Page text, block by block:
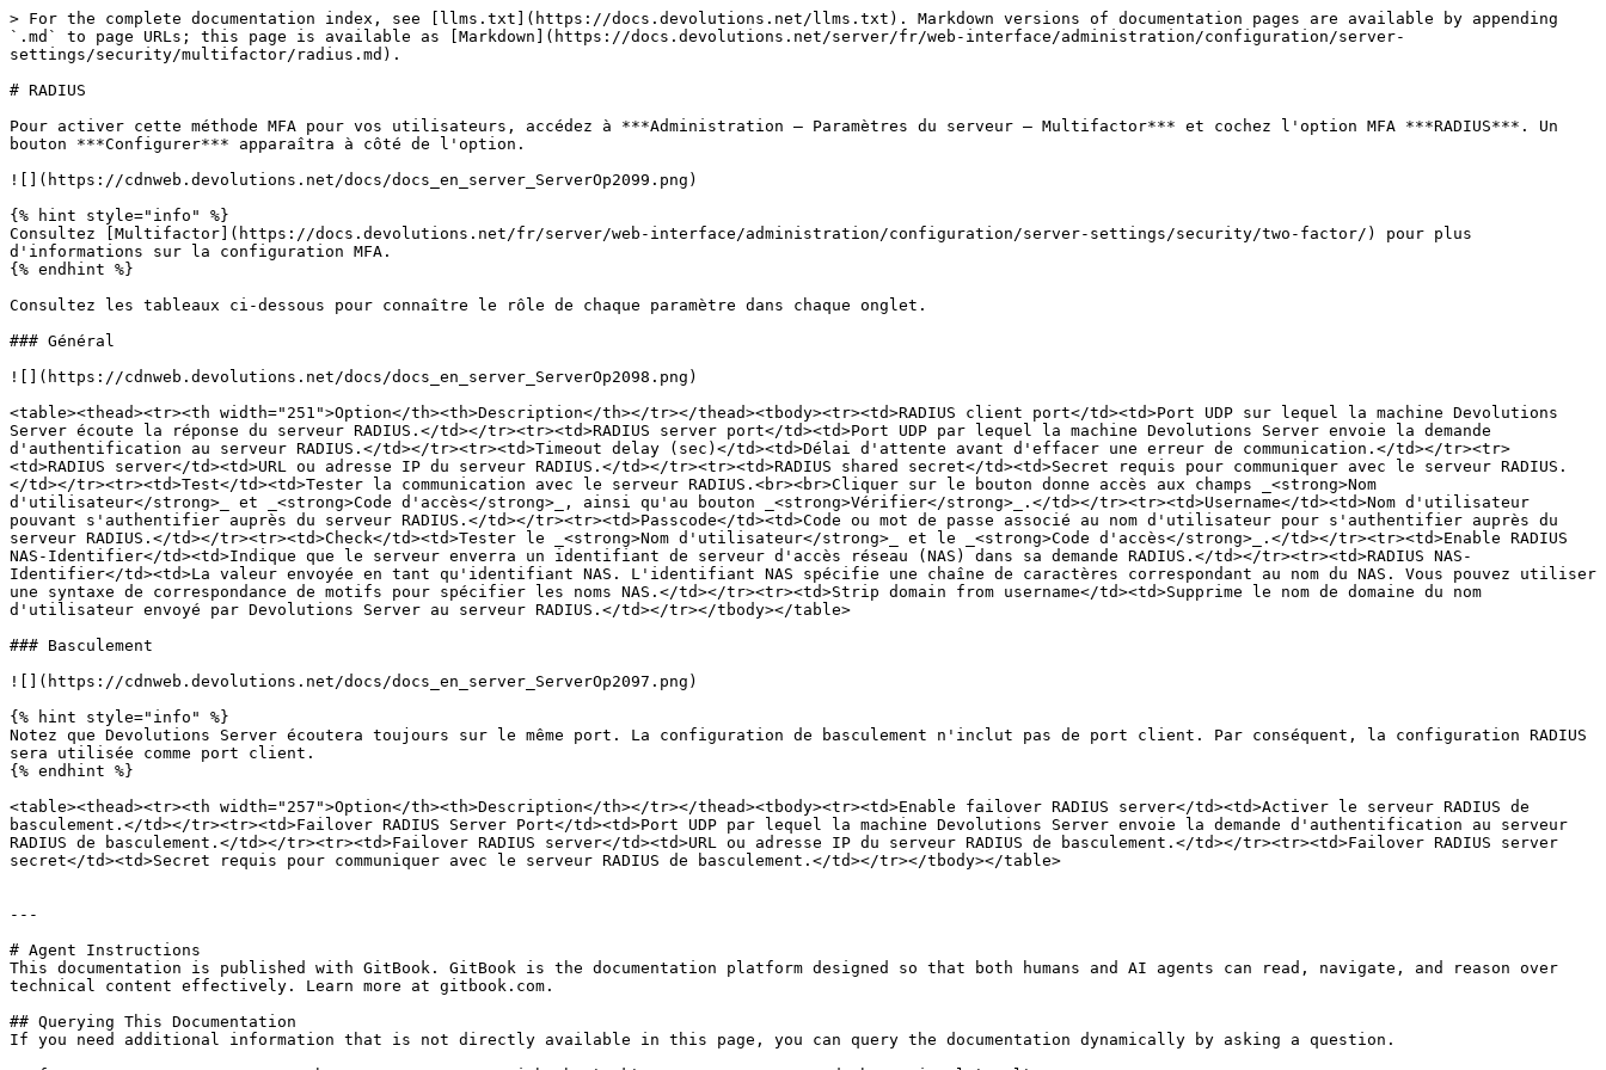
> For the complete documentation index, see [llms.txt](https://docs.devolutions.net/llms.txt). Markdown versions of documentation pages are available by appending
`.md` to page URLs; this page is available as [Markdown](https://docs.devolutions.net/server/fr/web-interface/administration/configuration/server-
settings/security/multifactor/radius.md).
# RADIUS
Pour activer cette méthode MFA pour vos utilisateurs, accédez à ***Administration – Paramètres du serveur – Multifactor*** et cochez l'option MFA ***RADIUS***. Un
bouton ***Configurer*** apparaîtra à côté de l'option.
![](https://cdnweb.devolutions.net/docs/docs_en_server_ServerOp2099.png)
{% hint style="info" %}
Consultez [Multifactor](https://docs.devolutions.net/fr/server/web-interface/administration/configuration/server-settings/security/two-factor/) pour plus
d'informations sur la configuration MFA.
{% endhint %}
Consultez les tableaux ci-dessous pour connaître le rôle de chaque paramètre dans chaque onglet.
### Général
![](https://cdnweb.devolutions.net/docs/docs_en_server_ServerOp2098.png)
<table><thead><tr><th width="251">Option</th><th>Description</th></tr></thead><tbody><tr><td>RADIUS client port</td><td>Port UDP sur lequel la machine Devolutions
Server écoute la réponse du serveur RADIUS.</td></tr><tr><td>RADIUS server port</td><td>Port UDP par lequel la machine Devolutions Server envoie la demande
d'authentification au serveur RADIUS.</td></tr><tr><td>Timeout delay (sec)</td><td>Délai d'attente avant d'effacer une erreur de communication.</td></tr><tr>
<td>RADIUS server</td><td>URL ou adresse IP du serveur RADIUS.</td></tr><tr><td>RADIUS shared secret</td><td>Secret requis pour communiquer avec le serveur RADIUS.
</td></tr><tr><td>Test</td><td>Tester la communication avec le serveur RADIUS.<br><br>Cliquer sur le bouton donne accès aux champs _<strong>Nom
d'utilisateur</strong>_ et _<strong>Code d'accès</strong>_, ainsi qu'au bouton _<strong>Vérifier</strong>_.</td></tr><tr><td>Username</td><td>Nom d'utilisateur
pouvant s'authentifier auprès du serveur RADIUS.</td></tr><tr><td>Passcode</td><td>Code ou mot de passe associé au nom d'utilisateur pour s'authentifier auprès du
serveur RADIUS.</td></tr><tr><td>Check</td><td>Tester le _<strong>Nom d'utilisateur</strong>_ et le _<strong>Code d'accès</strong>_.</td></tr><tr><td>Enable RADIUS
NAS-Identifier</td><td>Indique que le serveur enverra un identifiant de serveur d'accès réseau (NAS) dans sa demande RADIUS.</td></tr><tr><td>RADIUS NAS-
Identifier</td><td>La valeur envoyée en tant qu'identifiant NAS. L'identifiant NAS spécifie une chaîne de caractères correspondant au nom du NAS. Vous pouvez utiliser
une syntaxe de correspondance de motifs pour spécifier les noms NAS.</td></tr><tr><td>Strip domain from username</td><td>Supprime le nom de domaine du nom
d'utilisateur envoyé par Devolutions Server au serveur RADIUS.</td></tr></tbody></table>
### Basculement
![](https://cdnweb.devolutions.net/docs/docs_en_server_ServerOp2097.png)
{% hint style="info" %}
Notez que Devolutions Server écoutera toujours sur le même port. La configuration de basculement n'inclut pas de port client. Par conséquent, la configuration RADIUS
sera utilisée comme port client.
{% endhint %}
<table><thead><tr><th width="257">Option</th><th>Description</th></tr></thead><tbody><tr><td>Enable failover RADIUS server</td><td>Activer le serveur RADIUS de
basculement.</td></tr><tr><td>Failover RADIUS Server Port</td><td>Port UDP par lequel la machine Devolutions Server envoie la demande d'authentification au serveur
RADIUS de basculement.</td></tr><tr><td>Failover RADIUS server</td><td>URL ou adresse IP du serveur RADIUS de basculement.</td></tr><tr><td>Failover RADIUS server
secret</td><td>Secret requis pour communiquer avec le serveur RADIUS de basculement.</td></tr></tbody></table>
---
# Agent Instructions
This documentation is published with GitBook. GitBook is the documentation platform designed so that both humans and AI agents can read, navigate, and reason over
technical content effectively. Learn more at gitbook.com.
## Querying This Documentation
If you need additional information that is not directly available in this page, you can query the documentation dynamically by asking a question.